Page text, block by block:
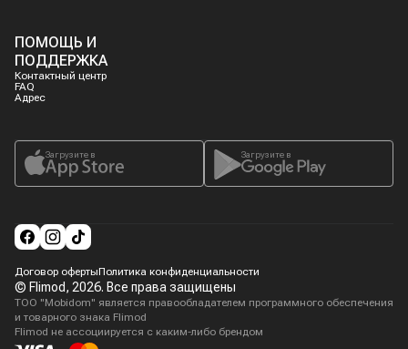
ПОМОЩЬ И
ПОДДЕРЖКА
Контактный центр
FAQ
Адрес
Загрузите в Загрузите в
Договор офертыПолитика конфиденциальности
© Flimod, 2026. Все права защищены
ТОО "Mobidom" является правообладателем программного обеспечения
и товарного знака Flimod
Flimod не ассоциируется с каким-либо брендом